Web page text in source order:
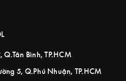
Q.Tân Bình, TP.HCM
5, Q.Phú Nhuận, TP.HCM